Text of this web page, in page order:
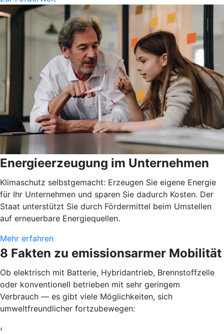
Energieerzeugung im Unternehmen
Klimaschutz selbstgemacht: Erzeugen Sie eigene Energie
für Ihr Unternehmen und sparen Sie dadurch Kosten. Der
Staat unterstützt Sie durch Fördermittel beim Umstellen
auf erneuerbare Energiequellen.
Mehr erfahren
8 Fakten zu emissionsarmer Mobilität
Ob elektrisch mit Batterie, Hybridantrieb, Brennstoffzelle
oder konventionell betrieben mit sehr geringem
Verbrauch — es gibt viele Möglichkeiten, sich
umweltfreundlicher fortzubewegen:
‹